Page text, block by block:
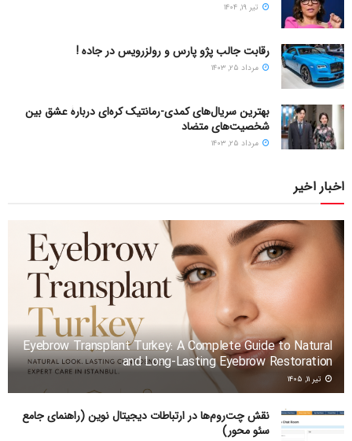
تیر ۱۹, ۱۴۰۴
رقابت جالب پژو پارس و رولزرویس در جاده !
مرداد ۲۵, ۱۴۰۳
بهترین سریال‌های کمدی-رمانتیک کره‌ای دربارۀ عشق بین
شخصیت‌های متضاد
مرداد ۲۵, ۱۴۰۳
اخبار اخیر
Eyebrow Transplant Turkey: A Complete Guide to Natural
and Long-Lasting Eyebrow Restoration
تیر ۱۱, ۱۴۰۵
نقش چت‌روم‌ها در ارتباطات دیجیتال نوین (راهنمای جامع
سئو محور)